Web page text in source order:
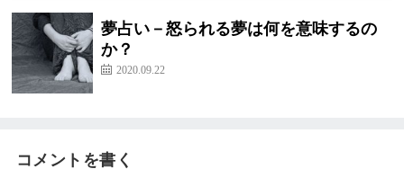
夢占い－怒られる夢は何を意味するの
か？
2020.09.22
コメントを書く